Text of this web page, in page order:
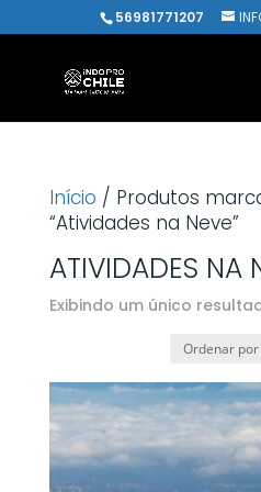
56981771207
Início / Produtos
“Atividades na Neve”
ATIVIDADES NA
Exibindo um único